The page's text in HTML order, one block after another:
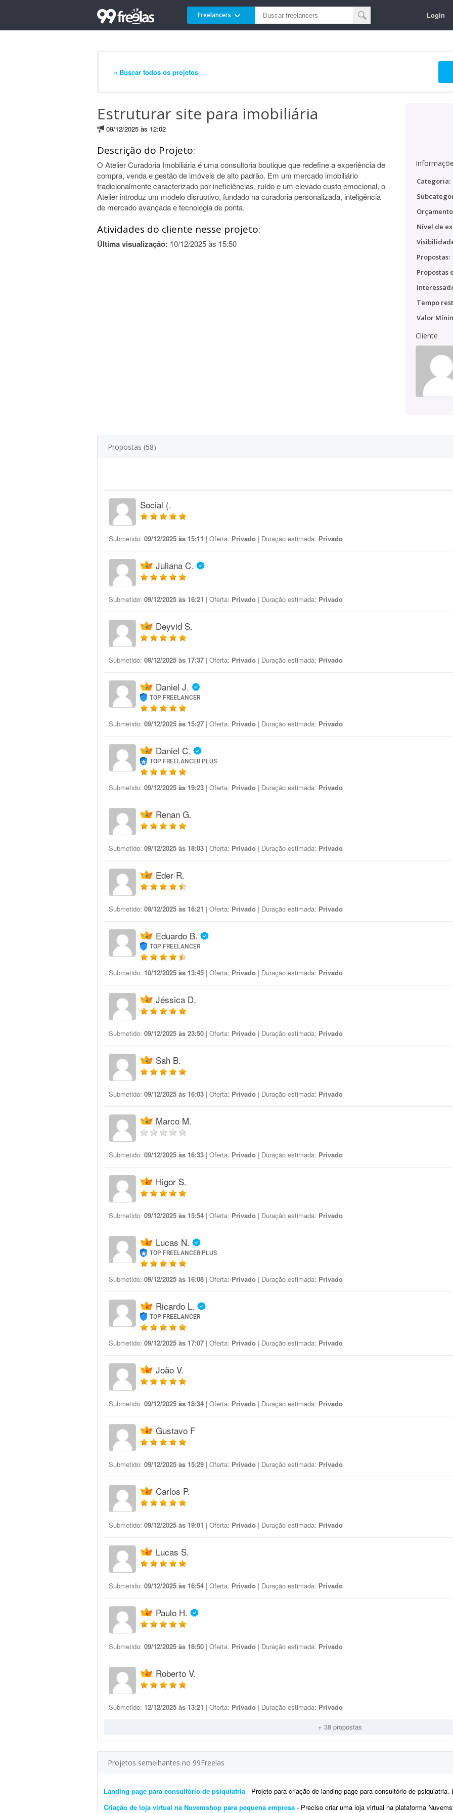
Freelancers Login
« Buscar todos os projetos
Estruturar site para imobiliária
09/12/2025 às 12:02
Descrição do Projeto:
O Atelier Curadoria Imobiliária é uma consultoria boutique que redefine a experiência de
compra, venda e gestão de imóveis de alto padrão. Em um mercado imobiliário
tradicionalmente caracterizado por ineficiências, ruído e um elevado custo emocional, o
Atelier introduz um modelo disruptivo, fundado na curadoria personalizada, inteligência
de mercado avançada e tecnologia de ponta.
Atividades do cliente nesse projeto:
Última visualização: 10/12/2025 às 15:50
Categoria:
Nível de
Propostas:
Propostas
Tempo
Valor
Cliente
Propostas (58)
Social (.
Submetido: 09/12/2025 às 15:11 | Oferta: Privado | Duração estimada: Privado
Juliana C.
Submetido: 09/12/2025 às 16:21 | Oferta: Privado | Duração estimada: Privado
Deyvid S.
Submetido: 09/12/2025 às 17:37 | Oferta: Privado | Duração estimada: Privado
Daniel J.
TOP FREELANCER
Submetido: 09/12/2025 às 15:27 | Oferta: Privado | Duração estimada: Privado
Daniel C.
TOP FREELANCER PLUS
Submetido: 09/12/2025 às 19:23 | Oferta: Privado | Duração estimada: Privado
Renan G.
Submetido: 09/12/2025 às 18:03 | Oferta: Privado | Duração estimada: Privado
Eder R.
Submetido: 09/12/2025 às 16:21 | Oferta: Privado | Duração estimada: Privado
Eduardo B.
TOP FREELANCER
Submetido: 10/12/2025 às 13:45 | Oferta: Privado | Duração estimada: Privado
Jéssica D.
Submetido: 09/12/2025 às 23:50 | Oferta: Privado | Duração estimada: Privado
Sah B.
Submetido: 09/12/2025 às 16:03 | Oferta: Privado | Duração estimada: Privado
Marco M.
Submetido: 09/12/2025 às 16:33 | Oferta: Privado | Duração estimada: Privado
Higor S.
Submetido: 09/12/2025 às 15:54 | Oferta: Privado | Duração estimada: Privado
Lucas N.
TOP FREELANCER PLUS
Submetido: 09/12/2025 às 16:08 | Oferta: Privado | Duração estimada: Privado
Ricardo L.
TOP FREELANCER
Submetido: 09/12/2025 às 17:07 | Oferta: Privado | Duração estimada: Privado
João V.
Submetido: 09/12/2025 às 18:34 | Oferta: Privado | Duração estimada: Privado
Gustavo F
Submetido: 09/12/2025 às 15:29 | Oferta: Privado | Duração estimada: Privado
Carlos P.
Submetido: 09/12/2025 às 19:01 | Oferta: Privado | Duração estimada: Privado
Lucas S.
Submetido: 09/12/2025 às 16:54 | Oferta: Privado | Duração estimada: Privado
Paulo H.
Submetido: 09/12/2025 às 18:50 | Oferta: Privado | Duração estimada: Privado
Roberto V.
Submetido: 12/12/2025 às 13:21 | Oferta: Privado | Duração estimada: Privado
+ 38 propostas
Projetos semelhantes no 99Freelas
Landing page para consultório de psiquiatria - Projeto para criação de landing page para consultório de psiquiatria. Escopo do projeto: Desenvolvimento
Criação de loja virtual na Nuvemshop para pequena empresa - Preciso criar uma loja virtual na plataforma Nuvemshop para uma pequena empresa que está